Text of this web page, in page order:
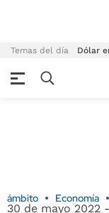
Temas del día Dólar
ámbito Economía
30 de mayo 2022